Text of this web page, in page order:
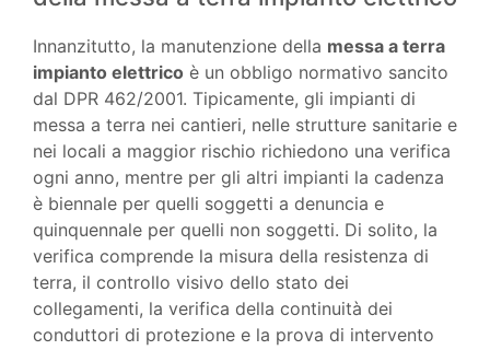
Innanzitutto, la manutenzione della messa a terra
impianto elettrico è un obbligo normativo sancito
dal DPR 462/2001. Tipicamente, gli impianti di
messa a terra nei cantieri, nelle strutture sanitarie e
nei locali a maggior rischio richiedono una verifica
ogni anno, mentre per gli altri impianti la cadenza
è biennale per quelli soggetti a denuncia e
quinquennale per quelli non soggetti. Di solito, la
verifica comprende la misura della resistenza di
terra, il controllo visivo dello stato dei
collegamenti, la verifica della continuità dei
conduttori di protezione e la prova di intervento